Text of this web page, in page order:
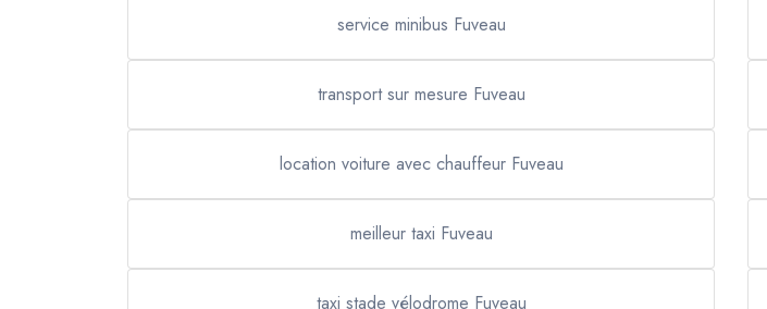
service minibus Fuveau
transport sur mesure Fuveau
location voiture avec chauffeur Fuveau
meilleur taxi Fuveau
taxi stade vélodrome Fuveau